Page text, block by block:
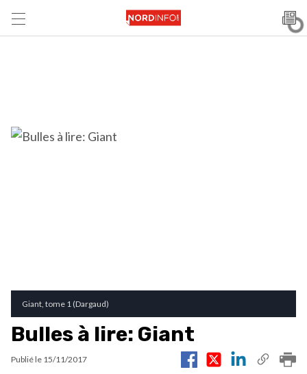
Giant, tome 1 (Dargaud)
Bulles à lire: Giant
Publié le 15/11/2017